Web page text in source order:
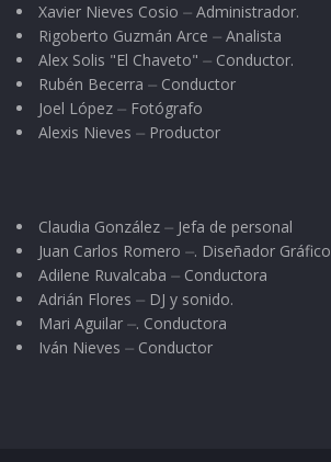
Xavier Nieves Cosio ⏤ Administrador.
Rigoberto Guzmán Arce ⏤ Analista
Alex Solis "El Chaveto" ⏤ Conductor.
Rubén Becerra ⏤ Conductor
Joel López ⏤ Fotógrafo
Alexis Nieves ⏤ Productor
Claudia González ⏤ Jefa de personal
Juan Carlos Romero ⏤. Diseñador Gráfico
Adilene Ruvalcaba ⏤ Conductora
Adrián Flores ⏤ DJ y sonido.
Mari Aguilar ⏤. Conductora
Iván Nieves ⏤ Conductor